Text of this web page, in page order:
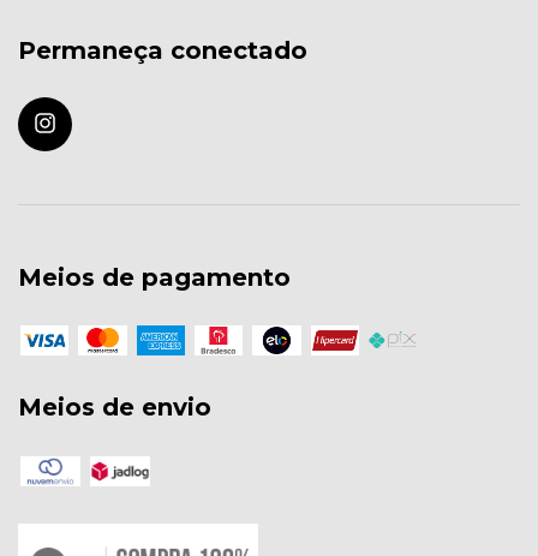
Permaneça conectado
Meios de pagamento
Meios de envio